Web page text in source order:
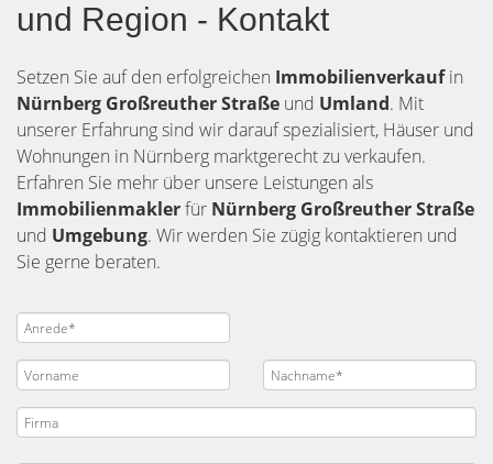
und Region - Kontakt
Setzen Sie auf den erfolgreichen Immobilienverkaufin
Nürnberg Großreuther Straße und Umland. Mit
unserer Erfahrung sind wir darauf spezialisiert, Häuser und
Wohnungen in Nürnberg marktgerecht zu verkaufen.
Erfahren Sie mehr über unsere Leistungen als
Immobilienmaklerfür Nürnberg Großreuther Straße
und Umgebung. Wir werden Sie zügig kontaktieren und
Sie gerne beraten.